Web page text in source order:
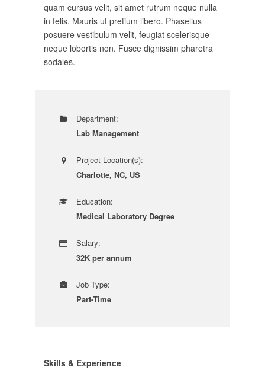
quam cursus velit, sit amet rutrum neque nulla
in felis. Mauris ut pretium libero. Phasellus
posuere vestibulum velit, feugiat scelerisque
neque lobortis non. Fusce dignissim pharetra
sodales.
Department:
Lab Management
Project Location(s):
Charlotte, NC, US
Education:
Medical Laboratory Degree
Salary:
32K per annum
Job Type:
Part-Time
Skills & Experience